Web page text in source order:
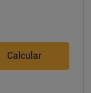
Calcular